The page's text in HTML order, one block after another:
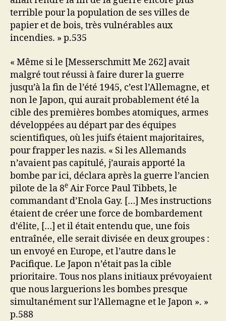
terrible pour la population de ses villes de
papier et de bois, très vulnérables aux
incendies. » p.535
« Même si le [Messerschmitt Me 262] avait
malgré tout réussi à faire durer la guerre
jusqu’à la fin de l’été 1945, c’est l’Allemagne, et
non le Japon, qui aurait probablement été la
cible des premières bombes atomiques, armes
développées au départ par des équipes
scientifiques, où les juifs étaient majoritaires,
pour frapper les nazis. « Si les Allemands
n’avaient pas capitulé, j’aurais apporté la
bombe par ici, déclara après la guerre l’ancien
pilote de la 8e Air Force Paul Tibbets, le
commandant d’Enola Gay. […] Mes instructions
étaient de créer une force de bombardement
d’élite, […] et il était entendu que, une fois
entraînée, elle serait divisée en deux groupes :
un envoyé en Europe, et l’autre dans le
Pacifique. Le Japon n’était pas la cible
prioritaire. Tous nos plans initiaux prévoyaient
que nous larguerions les bombes presque
simultanément sur l’Allemagne et le Japon ». »
p.588